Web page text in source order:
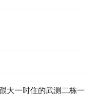
大一时住的武测二栋一